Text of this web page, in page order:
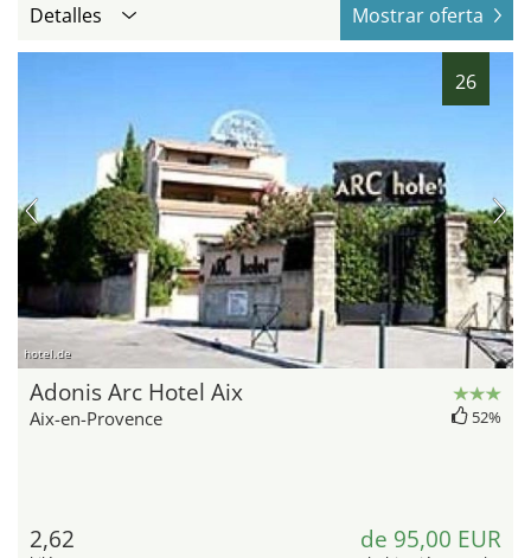
Detalles Mostrar oferta
26
hotel.de
Adonis Arc Hotel Aix
Aix-en-Provence 52%
2,62 de 95,00 EUR